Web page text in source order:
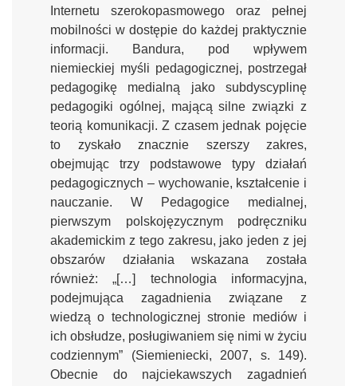
Internetu szerokopasmowego oraz pełnej
mobilności w dostępie do każdej praktycznie
informacji. Bandura, pod wpływem
niemieckiej myśli pedagogicznej, postrzegał
pedagogikę medialną jako subdyscyplinę
pedagogiki ogólnej, mającą silne związki z
teorią komunikacji. Z czasem jednak pojęcie
to zyskało znacznie szerszy zakres,
obejmując trzy podstawowe typy działań
pedagogicznych – wychowanie, kształcenie i
nauczanie. W Pedagogice medialnej,
pierwszym polskojęzycznym podręczniku
akademickim z tego zakresu, jako jeden z jej
obszarów działania wskazana została
również: „[…] technologia informacyjna,
podejmująca zagadnienia związane z
wiedzą o technologicznej stronie mediów i
ich obsłudze, posługiwaniem się nimi w życiu
codziennym” (Siemieniecki, 2007, s. 149).
Obecnie do najciekawszych zagadnień